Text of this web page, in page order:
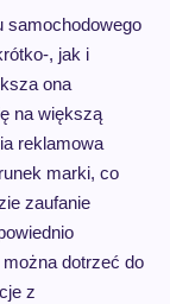
samochodowego
, jak i
ona
na większą
reklamowa
marki, co
zaufanie
dotrzeć do
z